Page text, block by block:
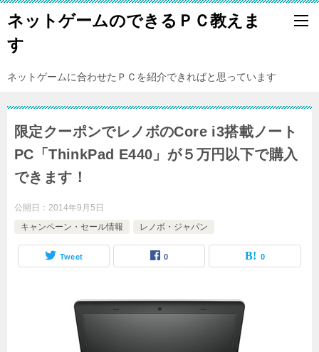
ネットゲームのできるＰＣ教えま
す
ネットゲームに合わせたＰＣを紹介できればと思っています
限定クーポンでレノボのCore i3搭載ノート
PC「ThinkPad E440」が５万円以下で購入
できます！
公開日： 2014年9月5日
キャンペーン・セール情報
レノボ・ジャパン
Tweet 0 0